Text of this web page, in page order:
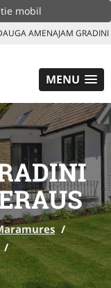
mobil
AMENAJAM GRADINI
MENU
/
/